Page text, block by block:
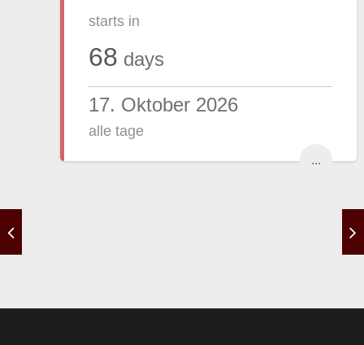
starts in
68 days
17. Oktober 2026
alle tage
...